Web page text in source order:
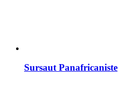
Sursaut Panafricaniste